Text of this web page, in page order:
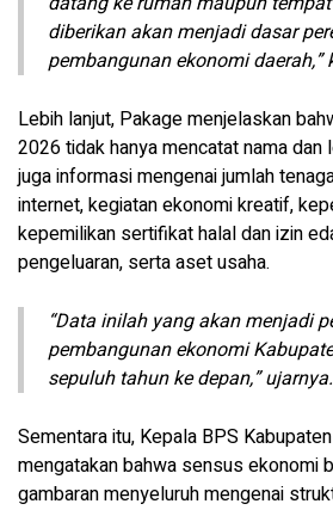
diberikan akan menjadi dasar
pembangunan ekonomi daerah,”
Lebih lanjut, Pakage menjelaskan
2026 tidak hanya mencatat nama dan
juga informasi mengenai jumlah
internet, kegiatan ekonomi kreatif,
kepemilikan sertifikat halal dan izin
pengeluaran, serta aset usaha.
“Data inilah yang akan menjadi
pembangunan ekonomi
sepuluh tahun ke depan,” ujarnya.
Sementara itu, Kepala BPS
mengatakan bahwa sensus ekonomi
gambaran menyeluruh mengenai